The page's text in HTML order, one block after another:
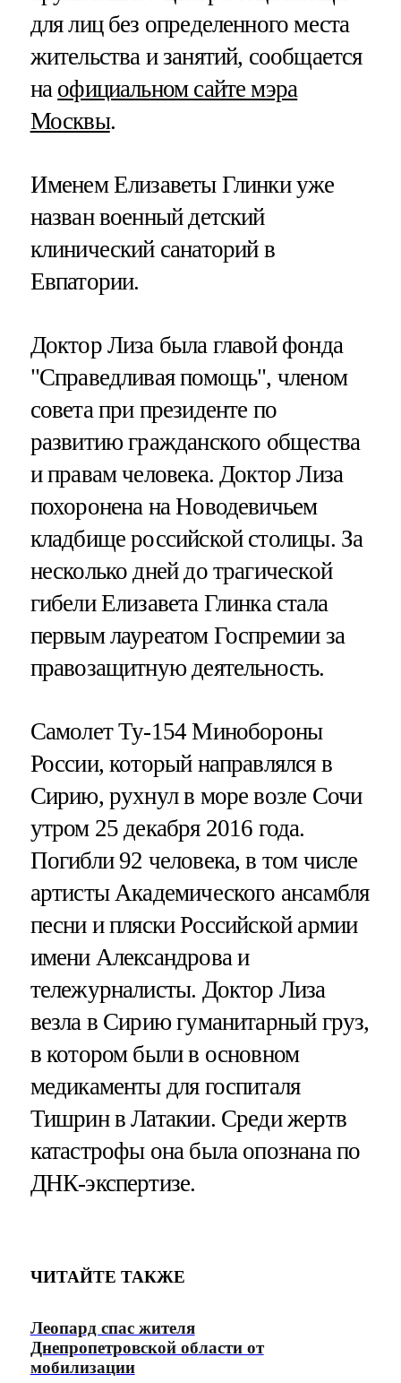
для лиц без определенного места
жительства и занятий, сообщается
на официальном сайте мэра
Москвы.
Именем Елизаветы Глинки уже
назван военный детский
клинический санаторий в
Евпатории.
Доктор Лиза была главой фонда
"Справедливая помощь", членом
совета при президенте по
развитию гражданского общества
и правам человека. Доктор Лиза
похоронена на Новодевичьем
кладбище российской столицы. За
несколько дней до трагической
гибели Елизавета Глинка стала
первым лауреатом Госпремии за
правозащитную деятельность.
Самолет Ту-154 Минобороны
России, который направлялся в
Сирию, рухнул в море возле Сочи
утром 25 декабря 2016 года.
Погибли 92 человека, в том числе
артисты Академического ансамбля
песни и пляски Российской армии
имени Александрова и
тележурналисты. Доктор Лиза
везла в Сирию гуманитарный груз,
в котором были в основном
медикаменты для госпиталя
Тишрин в Латакии. Среди жертв
катастрофы она была опознана по
ДНК-экспертизе.
ЧИТАЙТЕ ТАКЖЕ
Леопард спас жителя
Днепропетровской области от
мобилизации